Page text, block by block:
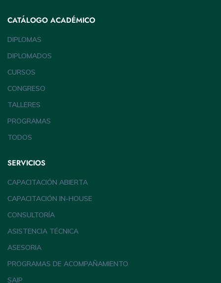
CATÁLOGO ACADÉMICO
DIPLOMAS
DIPLOMADOS
CURSOS
CONGRESO
TALLERES
PROGRAMAS
TODOS
SERVICIOS
CAPACITACIÓN ABIERTA
CAPACITACIÓN IN-HOUSE
CONSULTORÍA
ASISTENCIA TÉCNICA
ASESORIA
PROGRAMAS DE ACOMPAÑAMIENTO
SAIP